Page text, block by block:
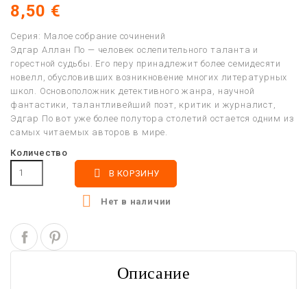
8,50 €
Серия: Малое собрание сочинений
Эдгар Аллан По — человек ослепительного таланта и
горестной судьбы. Его перу принадлежит более семидесяти
новелл, обусловивших возникновение многих литературных
школ. Основоположник детективного жанра, научной
фантастики, талантливейший поэт, критик и журналист,
Эдгар По вот уже более полутора столетий остается одним из
самых читаемых авторов в мире.
Количество
 В КОРЗИНУ
 Нет в наличии
Описание